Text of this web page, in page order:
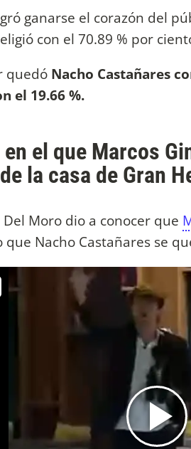
ganarse el corazón del
con el 70.89 % por
quedó Nacho Castañares
el 19.66 %.
el que Marcos
la casa de Gran
Moro dio a conocer que
que Nacho Castañares se